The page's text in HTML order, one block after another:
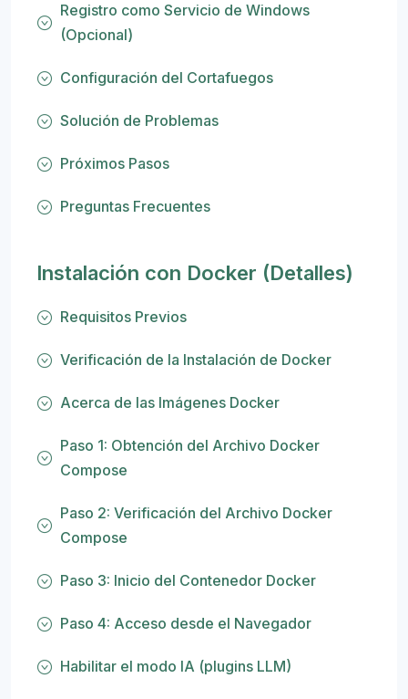
Registro como Servicio de Windows
(Opcional)
Configuración del Cortafuegos
Solución de Problemas
Próximos Pasos
Preguntas Frecuentes
Instalación con Docker (Detalles)
Requisitos Previos
Verificación de la Instalación de Docker
Acerca de las Imágenes Docker
Paso 1: Obtención del Archivo Docker
Compose
Paso 2: Verificación del Archivo Docker
Compose
Paso 3: Inicio del Contenedor Docker
Paso 4: Acceso desde el Navegador
Habilitar el modo IA (plugins LLM)